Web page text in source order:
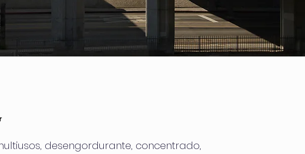
desengordurante, concentrado,